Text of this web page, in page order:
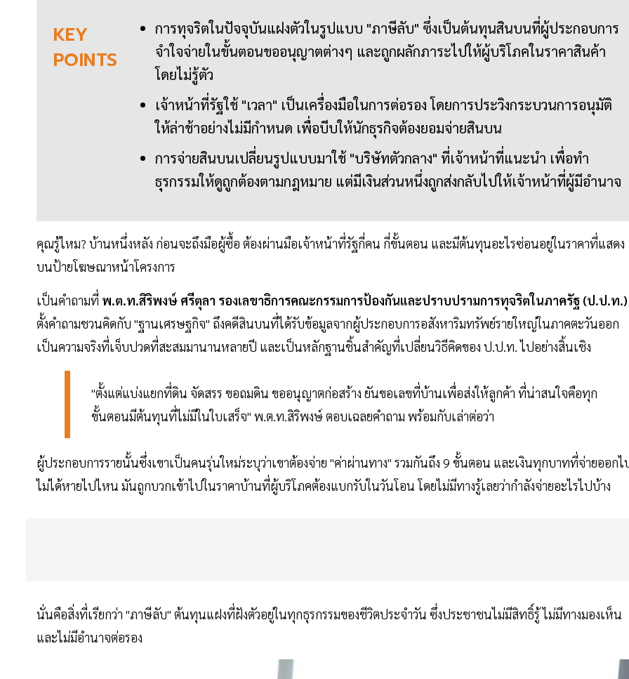
KEY
POINTS
การทุจริตในปัจจุบันแฝงตัวในรูปแบบ "ภาษีลับ" ซึ่งเป็นต้นทุนสินบนที่ผู้ประกอบการ
จำใจจ่ายในขั้นตอนขออนุญาตต่างๆ และถูกผลักภาระไปให้ผู้บริโภคในราคาสินค้า
โดยไม่รู้ตัว
เจ้าหน้าที่รัฐใช้ "เวลา" เป็นเครื่องมือในการต่อรอง โดยการประวิงกระบวนการอนุมัติ
ให้ล่าช้าอย่างไม่มีกำหนด เพื่อบีบให้นักธุรกิจต้องยอมจ่ายสินบน
การจ่ายสินบนเปลี่ยนรูปแบบมาใช้ "บริษัทตัวกลาง" ที่เจ้าหน้าที่แนะนำ เพื่อทำ
ธุรกรรมให้ดูถูกต้องตามกฎหมาย แต่มีเงินส่วนหนึ่งถูกส่งกลับไปให้เจ้าหน้าที่ผู้มีอำนาจ
คุณรู้ไหม? บ้านหนึ่งหลัง ก่อนจะถึงมือผู้ซื้อ ต้องผ่านมือเจ้าหน้าที่รัฐกี่คน กี่ขั้นตอน และมีต้นทุนอะไรซ่อนอยู่ในราคาที่แสดง
บนป้ายโฆษณาหน้าโครงการ
เป็นคำถามที่ พ.ต.ท.สิริพงษ์ ศรีตุลา รองเลขาธิการคณะกรรมการป้องกันและปราบปรามการทุจริตในภาครัฐ (ป.ป.ท.)
ตั้งคำถามชวนคิดกับ "ฐานเศรษฐกิจ" ถึงคดีสินบนที่ได้รับข้อมูลจากผู้ประกอบการอสังหาริมทรัพย์รายใหญ่ในภาคตะวันออก
เป็นความจริงที่เจ็บปวดที่สะสมมานานหลายปี และเป็นหลักฐานชิ้นสำคัญที่เปลี่ยนวิธีคิดของ ป.ป.ท. ไปอย่างสิ้นเชิง
"ตั้งแต่แบ่งแยกที่ดิน จัดสรร ขอถมดิน ขออนุญาตก่อสร้าง ยันขอเลขที่บ้านเพื่อส่งให้ลูกค้า ที่น่าสนใจคือทุก
ขั้นตอนมีต้นทุนที่ไม่มีในใบเสร็จ" พ.ต.ท.สิริพงษ์ ตอบเฉลยคำถาม พร้อมกับเล่าต่อว่า
ผู้ประกอบการรายนั้นซึ่งเขาเป็นคนรุ่นใหม่ระบุว่าเขาต้องจ่าย "ค่าผ่านทาง" รวมกันถึง 9 ขั้นตอน และเงินทุกบาทที่จ่ายออกไ
ไม่ได้หายไปไหน มันถูกบวกเข้าไปในราคาบ้านที่ผู้บริโภคต้องแบกรับในวันโอน โดยไม่มีทางรู้เลยว่ากำลังจ่ายอะไรไปบ้าง
นั่นคือสิ่งที่เรียกว่า "ภาษีลับ" ต้นทุนแฝงที่ฝังตัวอยู่ในทุกธุรกรรมของชีวิตประจำวัน ซึ่งประชาชนไม่มีสิทธิ์รู้ ไม่มีทางมองเห็น
และไม่มีอำนาจต่อรอง